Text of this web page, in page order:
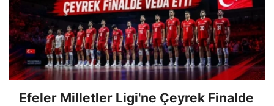
Efeler Milletler Ligi'ne Çeyrek Finalde